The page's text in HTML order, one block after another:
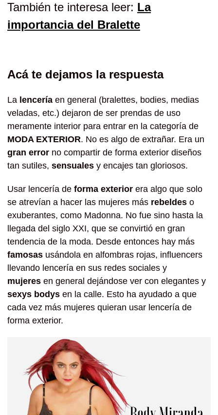
También te interesa leer: La
importancia del Bralette
Acá te dejamos la respuesta
La lencería en general (bralettes, bodies, medias
veladas, etc.) dejaron de ser prendas de uso
meramente interior para entrar en la categoría de
MODA EXTERIOR. No es algo de extrañar. Era un
gran error no compartir de forma exterior diseños
tan sutiles, sensuales y encajes tan gloriosos.
Usar lencería de forma exterior era algo que solo
se atrevían a hacer las mujeres más rebeldes o
exuberantes, como Madonna. No fue sino hasta la
llegada del siglo XXI, que se convirtió en gran
tendencia de la moda. Desde entonces hay más
famosas usándola en alfombras rojas, influencers
llevando lencería en sus redes sociales y
mujeres en general dejándose ver con elegantes y
sexys bodys en la calle. Esto ha ayudado a que
cada vez más mujeres quieran usar lencería de
forma exterior.